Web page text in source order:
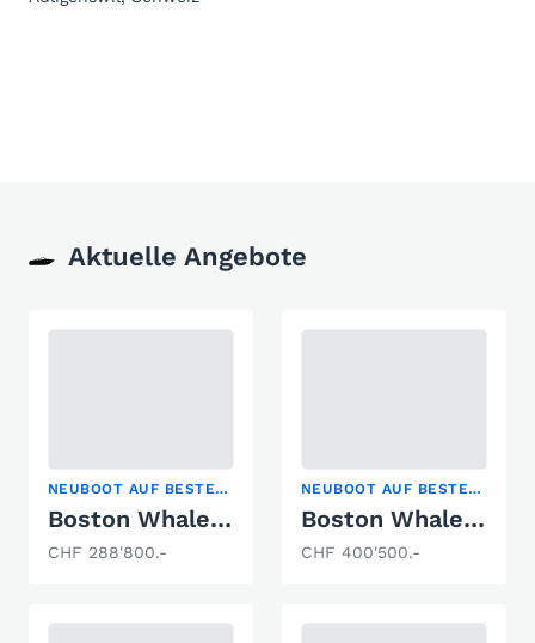
Aktuelle Angebote
NEUBOOT AUF BESTELLUNG
Boston Whaler 280 Dauntless
CHF 288'800.-
NEUBOOT AUF BESTELLUNG
Boston Whaler 285 Conquest
CHF 400'500.-